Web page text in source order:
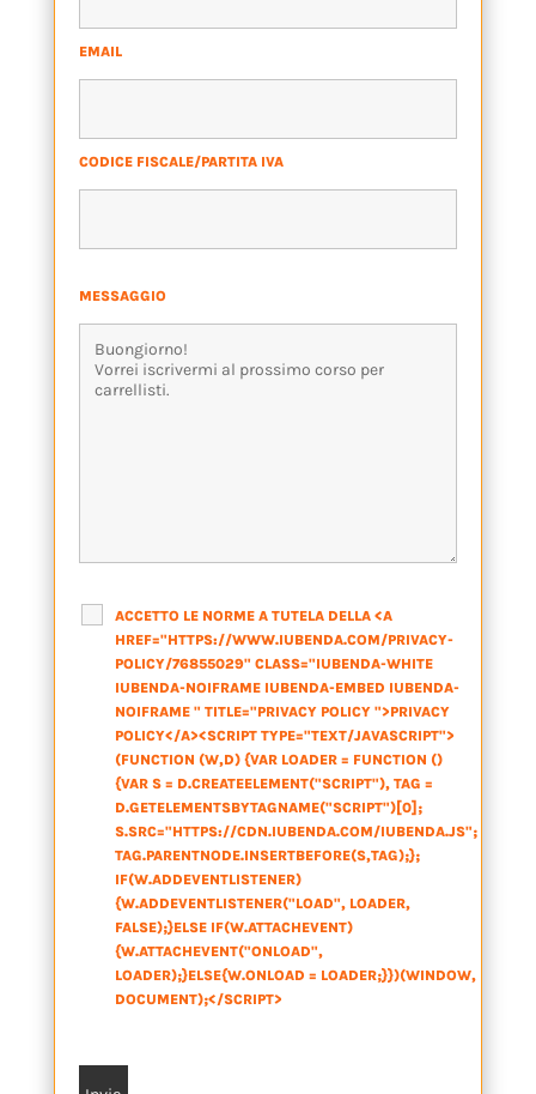
EMAIL
CODICE FISCALE/PARTITA IVA
MESSAGGIO
ACCETTO LE NORME A TUTELA DELLA <A
HREF="HTTPS://WWW.IUBENDA.COM/PRIVACY-
POLICY/76855029" CLASS="IUBENDA-WHITE
IUBENDA-NOIFRAME IUBENDA-EMBED IUBENDA-
NOIFRAME " TITLE="PRIVACY POLICY ">PRIVACY
POLICY</A><SCRIPT TYPE="TEXT/JAVASCRIPT">
(FUNCTION (W,D) {VAR LOADER = FUNCTION ()
{VAR S = D.CREATEELEMENT("SCRIPT"), TAG =
D.GETELEMENTSBYTAGNAME("SCRIPT")[0];
S.SRC="HTTPS://CDN.IUBENDA.COM/IUBENDA.JS";
TAG.PARENTNODE.INSERTBEFORE(S,TAG);};
IF(W.ADDEVENTLISTENER)
{W.ADDEVENTLISTENER("LOAD", LOADER,
FALSE);}ELSE IF(W.ATTACHEVENT)
{W.ATTACHEVENT("ONLOAD",
LOADER);}ELSE{W.ONLOAD = LOADER;}})(WINDOW,
DOCUMENT);</SCRIPT>